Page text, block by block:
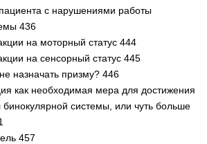
с нарушениями работы
436
на моторный статус 444
на сенсорный статус 445
назначать призму? 446
как необходимая мера для достижения
системы, или чуть больше
457